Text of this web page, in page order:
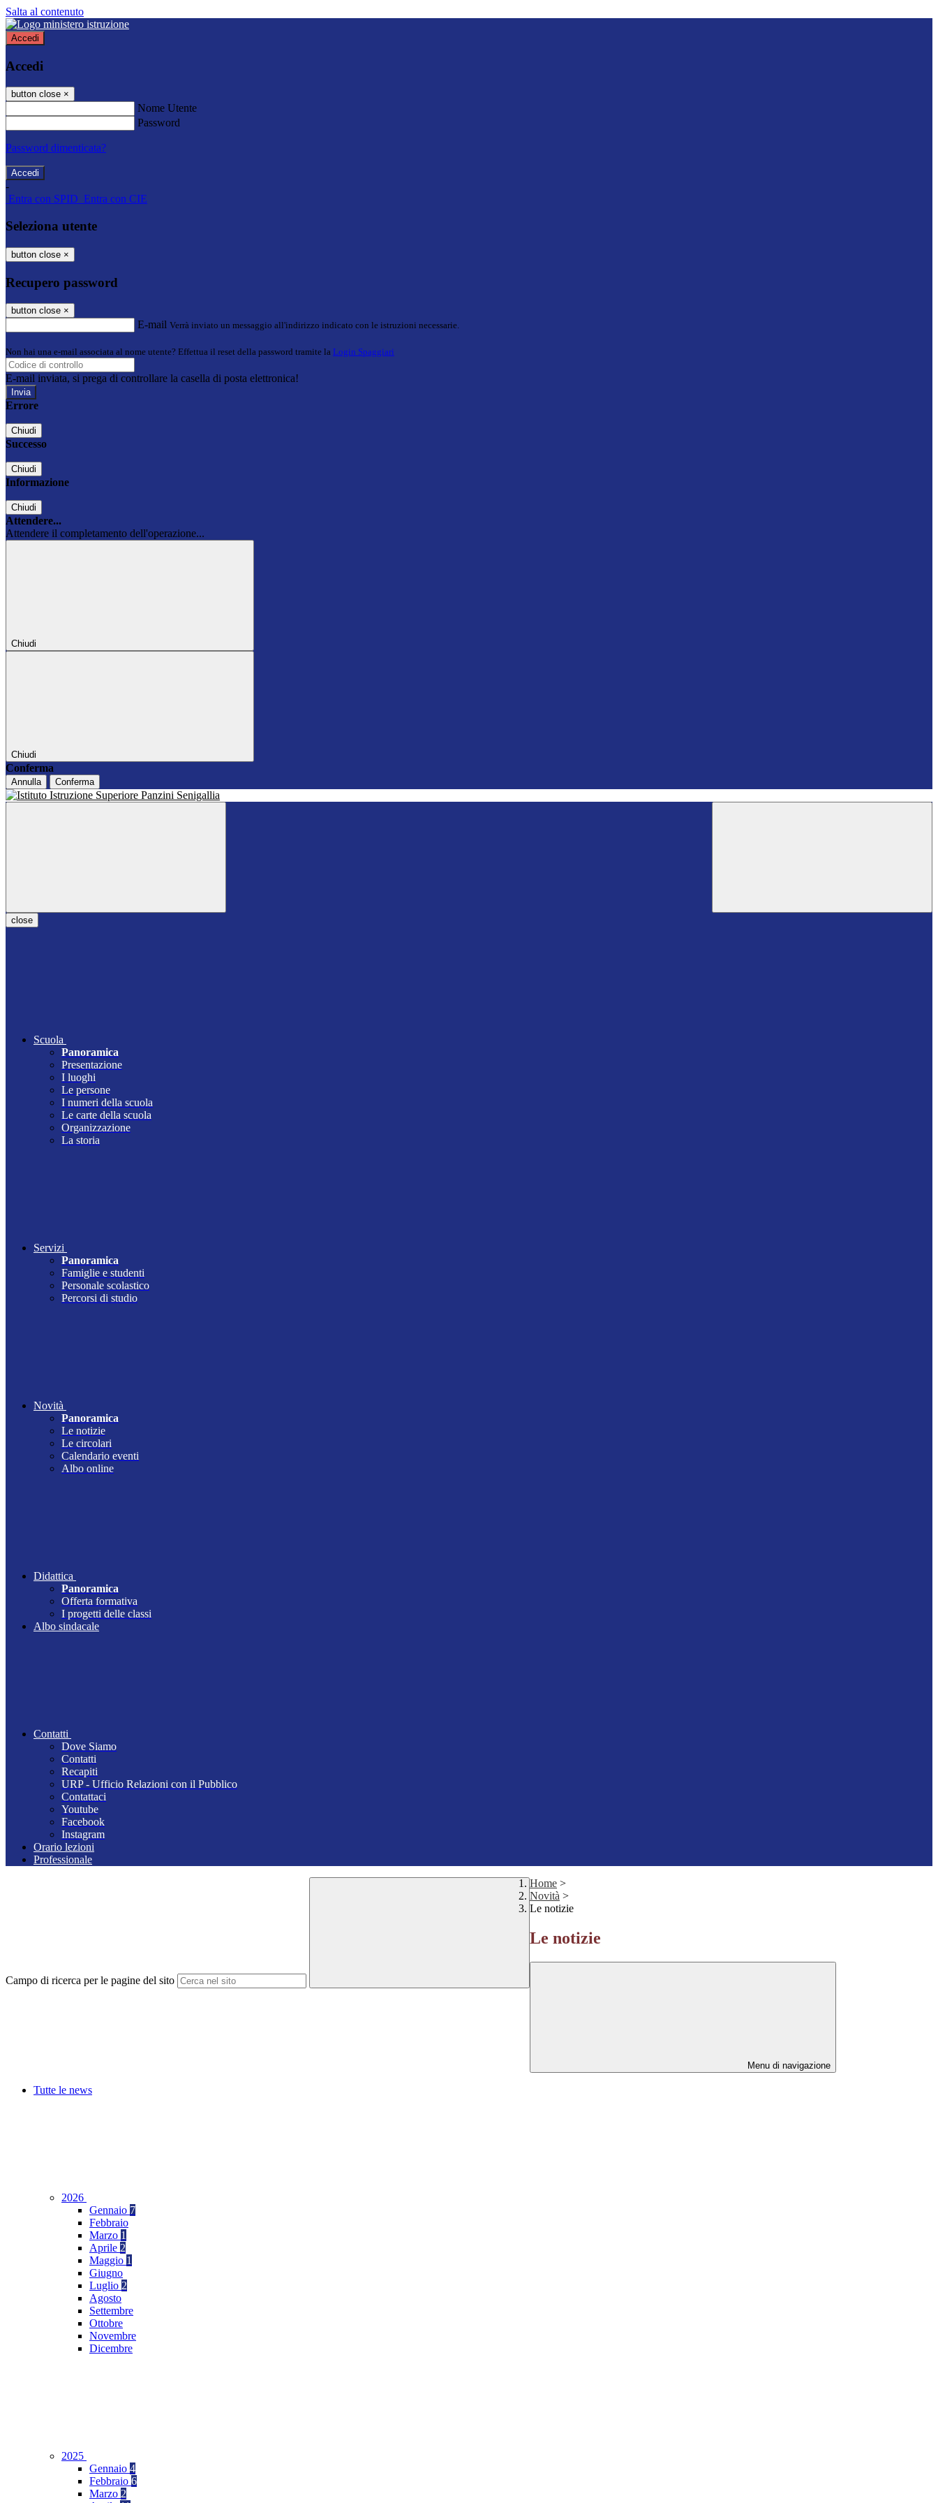
Salta al contenuto
Accedi
Accedi
button close ×
Nome Utente
Password
Password dimenticata?
-
Entra con SPID Entra con CIE
Seleziona utente
button close ×
Recupero password
button close ×
E-mail Verrà inviato un messaggio all'indirizzo indicato con le istruzioni necessarie.
Non hai una e-mail associata al nome utente? Effettua il reset della password tramite la Login Spaggiari
E-mail inviata, si prega di controllare la casella di posta elettronica!
Errore
Chiudi
Successo
Chiudi
Informazione
Chiudi
Attendere...
Attendere il completamento dell'operazione...
Chiudi
Chiudi
Conferma
Annulla Conferma
close
Scuola
Panoramica
Presentazione
I luoghi
Le persone
I numeri della scuola
Le carte della scuola
Organizzazione
La storia
Servizi
Panoramica
Famiglie e studenti
Personale scolastico
Percorsi di studio
Novità
Panoramica
Le notizie
Le circolari
Calendario eventi
Albo online
Didattica
Panoramica
Offerta formativa
I progetti delle classi
Albo sindacale
Contatti
Dove Siamo
Contatti
Recapiti
URP - Ufficio Relazioni con il Pubblico
Contattaci
Youtube
Facebook
Instagram
Orario lezioni
Professionale
Campo di ricerca per le pagine del sito
Home >
Novità >
Le notizie
Le notizie
Menu di navigazione
Tutte le news
2026
Gennaio 7
Febbraio
Marzo 1
Aprile 2
Maggio 1
Giugno
Luglio 2
Agosto
Settembre
Ottobre
Novembre
Dicembre
2025
Gennaio 4
Febbraio 6
Marzo 2